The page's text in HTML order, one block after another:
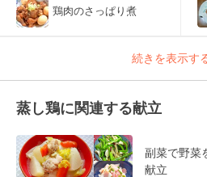
鶏肉のさっぱり煮
続きを表示す
蒸し鶏に関連する献立
副菜で野菜
献立